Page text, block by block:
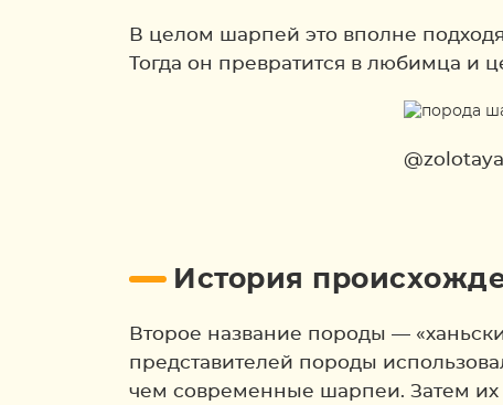
В целом шарпей это вполне
Тогда он превратится в любимца и
История
Второе название породы —
представителей породы
чем современные шарпеи. Затем их